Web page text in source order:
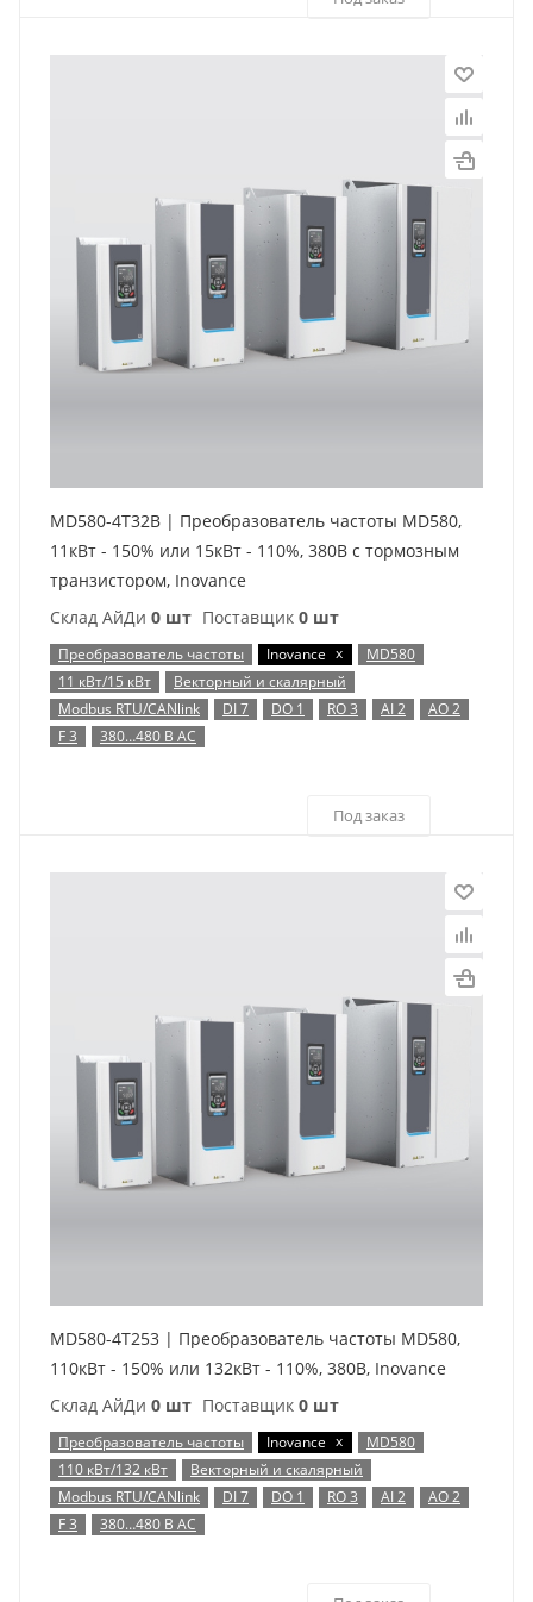
MD580-4T32B | Преобразователь частоты MD580,
11кВт - 150% или 15кВт - 110%, 380В с тормозным
транзистором, Inovance
Склад АйДи 0 шт Поставщик 0 шт
Преобразователь частоты Inovance x
MD580
11 кВт/15 кВт
Векторный и скалярный
Modbus RTU/CANlink
DI 7 DO 1 RO 3 AI 2
AO 2
F 3
380…480 В AC
Под заказ
MD580-4T253 | Преобразователь частоты MD580,
110кВт - 150% или 132кВт - 110%, 380В, Inovance
Склад АйДи 0 шт Поставщик 0 шт
Преобразователь частоты Inovance x
MD580
110 кВт/132 кВт
Векторный и скалярный
Modbus RTU/CANlink
DI 7 DO 1 RO 3 AI 2
AO 2
F 3
380…480 В AC